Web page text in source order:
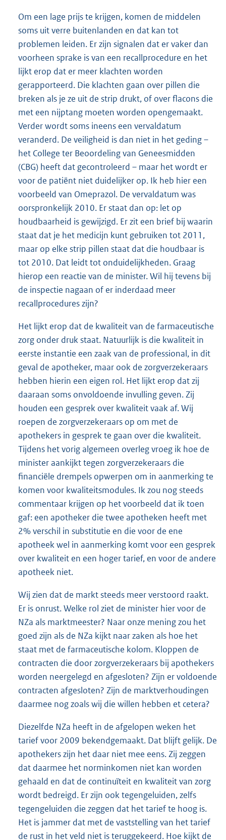
Om een lage prijs te krijgen, komen de middelen
soms uit verre buitenlanden en dat kan tot
problemen leiden. Er zijn signalen dat er vaker dan
voorheen sprake is van een recallprocedure en het
lijkt erop dat er meer klachten worden
gerapporteerd. Die klachten gaan over pillen die
breken als je ze uit de strip drukt, of over flacons die
met een nijptang moeten worden opengemaakt.
Verder wordt soms ineens een vervaldatum
veranderd. De veiligheid is dan niet in het geding –
het College ter Beoordeling van Geneesmidden
(CBG) heeft dat gecontroleerd – maar het wordt er
voor de patiënt niet duidelijker op. Ik heb hier een
voorbeeld van Omeprazol. De vervaldatum was
oorspronkelijk 2010. Er staat dan op: let op
houdbaarheid is gewijzigd. Er zit een brief bij waarin
staat dat je het medicijn kunt gebruiken tot 2011,
maar op elke strip pillen staat dat die houdbaar is
tot 2010. Dat leidt tot onduidelijkheden. Graag
hierop een reactie van de minister. Wil hij tevens bij
de inspectie nagaan of er inderdaad meer
recallprocedures zijn?
Het lijkt erop dat de kwaliteit van de farmaceutische
zorg onder druk staat. Natuurlijk is die kwaliteit in
eerste instantie een zaak van de professional, in dit
geval de apotheker, maar ook de zorgverzekeraars
hebben hierin een eigen rol. Het lijkt erop dat zij
daaraan soms onvoldoende invulling geven. Zij
houden een gesprek over kwaliteit vaak af. Wij
roepen de zorgverzekeraars op om met de
apothekers in gesprek te gaan over die kwaliteit.
Tijdens het vorig algemeen overleg vroeg ik hoe de
minister aankijkt tegen zorgverzekeraars die
financiële drempels opwerpen om in aanmerking te
komen voor kwaliteitsmodules. Ik zou nog steeds
commentaar krijgen op het voorbeeld dat ik toen
gaf: een apotheker die twee apotheken heeft met
2% verschil in substitutie en die voor de ene
apotheek wel in aanmerking komt voor een gesprek
over kwaliteit en een hoger tarief, en voor de andere
apotheek niet.
Wij zien dat de markt steeds meer verstoord raakt.
Er is onrust. Welke rol ziet de minister hier voor de
NZa als marktmeester? Naar onze mening zou het
goed zijn als de NZa kijkt naar zaken als hoe het
staat met de farmaceutische kolom. Kloppen de
contracten die door zorgverzekeraars bij apothekers
worden neergelegd en afgesloten? Zijn er voldoende
contracten afgesloten? Zijn de marktverhoudingen
daarmee nog zoals wij die willen hebben et cetera?
Diezelfde NZa heeft in de afgelopen weken het
tarief voor 2009 bekendgemaakt. Dat blijft gelijk. De
apothekers zijn het daar niet mee eens. Zij zeggen
dat daarmee het norminkomen niet kan worden
gehaald en dat de continuïteit en kwaliteit van zorg
wordt bedreigd. Er zijn ook tegengeluiden, zelfs
tegengeluiden die zeggen dat het tarief te hoog is.
Het is jammer dat met de vaststelling van het tarief
de rust in het veld niet is teruggekeerd. Hoe kijkt de